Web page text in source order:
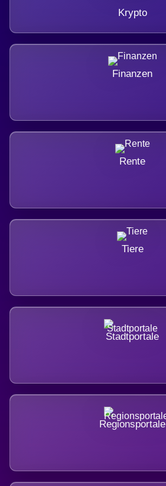
Krypto
Finanzen
Rente
Tiere
Stadtportale
Regionsportale